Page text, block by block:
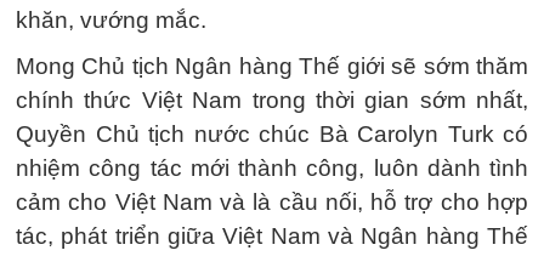
khăn, vướng mắc.
Mong Chủ tịch Ngân hàng Thế giới sẽ sớm thăm
chính thức Việt Nam trong thời gian sớm nhất,
Quyền Chủ tịch nước chúc Bà Carolyn Turk có
nhiệm công tác mới thành công, luôn dành tình
cảm cho Việt Nam và là cầu nối, hỗ trợ cho hợp
tác, phát triển giữa Việt Nam và Ngân hàng Thế